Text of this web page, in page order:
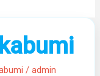
/admin